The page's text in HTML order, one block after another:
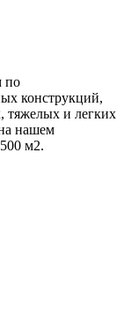
по
конструкций,
тяжелых и легких
нашем
м2.